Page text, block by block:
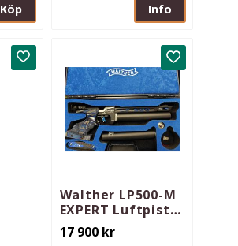
Köp Info
Lägg till i favoriter
Walther LP500-M
EXPERT Luftpistol
SMALL-KOLV
17 900kr
Lägg till i